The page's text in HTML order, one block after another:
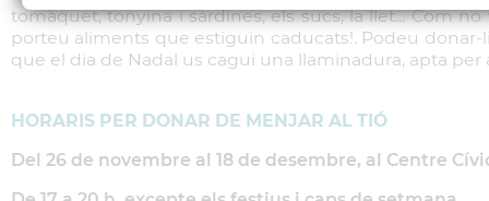
tomàquet, tonyina i sardines, els sucs, la llet... Com
porteu aliments que estiguin caducats!. Podeu
que el dia de Nadal us cagui una llaminadura, apta
HORARIS PER DONAR DE MENJAR AL TIÓ
Del 26 de novembre al 18 de desembre, al Centre